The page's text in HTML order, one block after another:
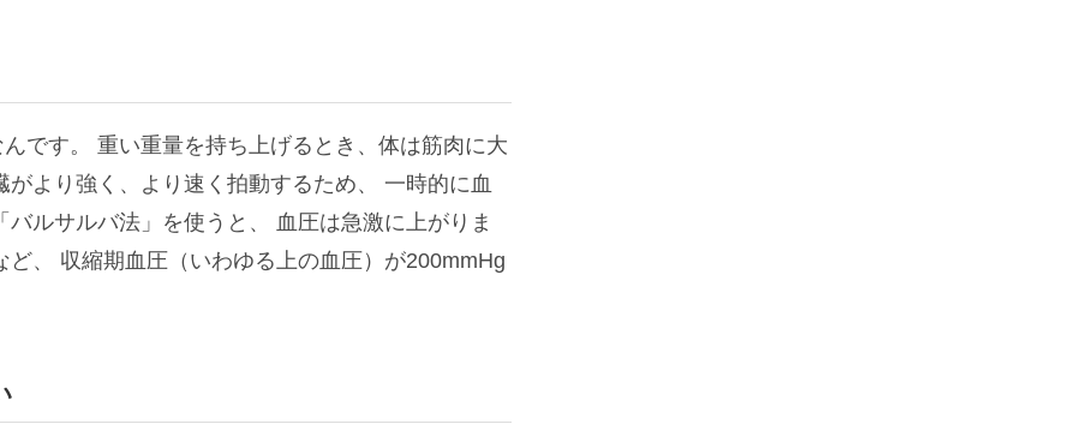
んです。 重い重量を持ち上げるとき、体は筋肉に大
より強く、より速く拍動するため、 一時的に血
ルサルバ法」を使うと、 血圧は急激に上がりま
、 収縮期血圧（いわゆる上の血圧）が200mmHg